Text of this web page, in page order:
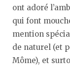
ont adoré
qui font
mention
de naturel (et
Môme), et